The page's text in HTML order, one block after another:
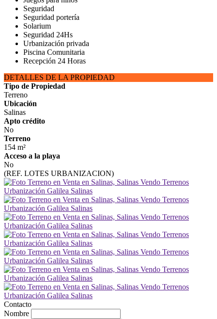
Seguridad
Seguridad portería
Solarium
Seguridad 24Hs
Urbanización privada
Piscina Comunitaria
Recepción 24 Horas
DETALLES DE LA PROPIEDAD
Tipo de Propiedad
Terreno
Ubicación
Salinas
Apto crédito
No
Terreno
154 m²
Acceso a la playa
No
(REF. LOTES URBANIZACION)
Contacto
Nombre